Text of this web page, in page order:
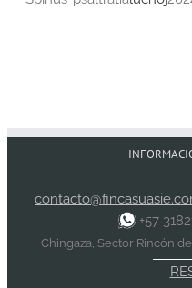
+57
Chingaza, Sector Rincón